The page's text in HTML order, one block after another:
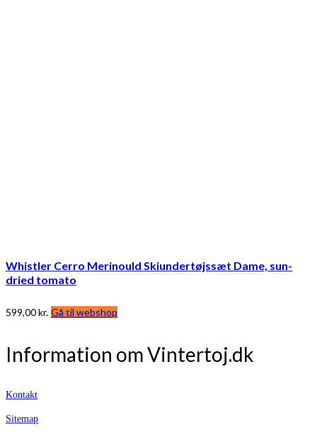
Whistler Cerro Merinould Skiundertøjssæt Dame, sun-
dried tomato
599,00kr. Gå til webshop
Information om Vintertoj.dk
Kontakt
Sitemap